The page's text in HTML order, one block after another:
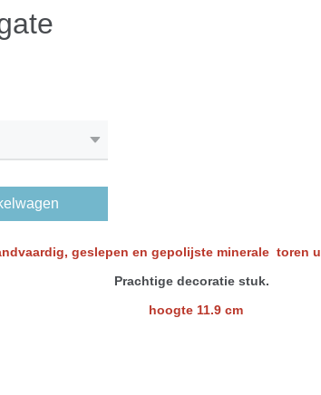
geslepen en gepolijste minerale toren
Prachtige decoratie stuk.
hoogte 11.9 cm